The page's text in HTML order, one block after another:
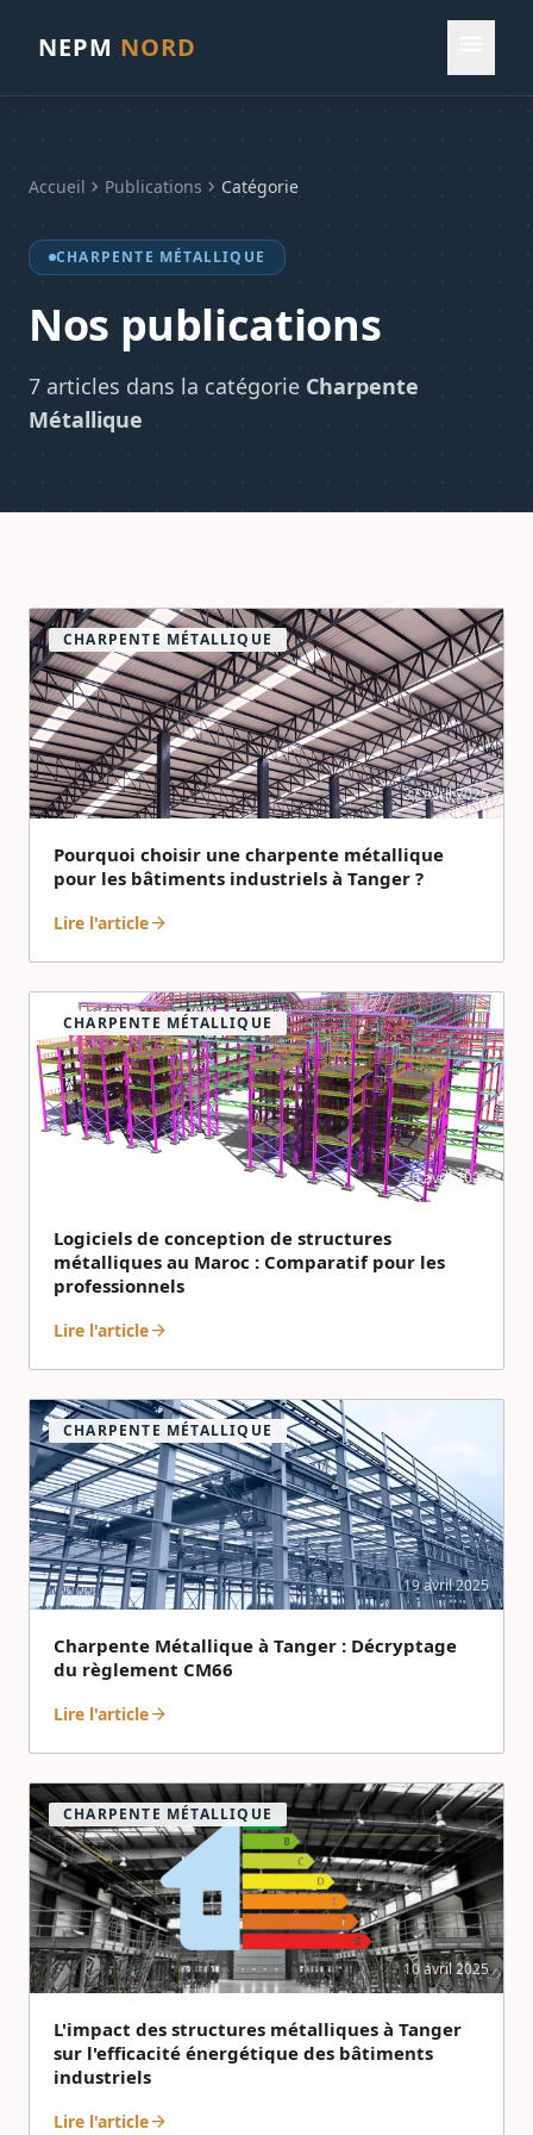
NEPM NORD
Accueil chevron_right Publications chevron_right Catégorie
CHARPENTE MÉTALLIQUE
Nos publications
7 articles dans la catégorie Charpente
Métallique
CHARPENTE MÉTALLIQUE
27 avril 2025
Pourquoi choisir une charpente métallique
pour les bâtiments industriels à Tanger ?
Lire l'articlearrow_forward
CHARPENTE MÉTALLIQUE
20 avril 2025
Logiciels de conception de structures
métalliques au Maroc : Comparatif pour les
professionnels
Lire l'articlearrow_forward
CHARPENTE MÉTALLIQUE
19 avril 2025
Charpente Métallique à Tanger : Décryptage
du règlement CM66
Lire l'articlearrow_forward
CHARPENTE MÉTALLIQUE
10 avril 2025
L'impact des structures métalliques à Tanger
sur l'efficacité énergétique des bâtiments
industriels
Lire l'articlearrow_forward